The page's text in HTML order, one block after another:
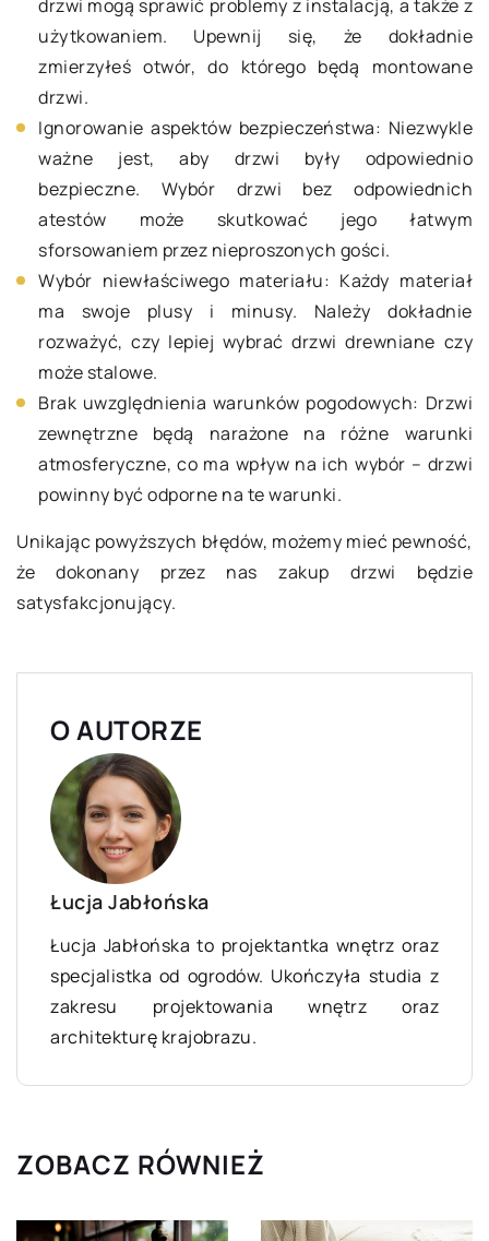
drzwi mogą sprawić problemy z instalacją, a także z
użytkowaniem. Upewnij się, że dokładnie
zmierzyłeś otwór, do którego będą montowane
drzwi.
Ignorowanie aspektów bezpieczeństwa: Niezwykle
ważne jest, aby drzwi były odpowiednio
bezpieczne. Wybór drzwi bez odpowiednich
atestów może skutkować jego łatwym
sforsowaniem przez nieproszonych gości.
Wybór niewłaściwego materiału: Każdy materiał
ma swoje plusy i minusy. Należy dokładnie
rozważyć, czy lepiej wybrać drzwi drewniane czy
może stalowe.
Brak uwzględnienia warunków pogodowych: Drzwi
zewnętrzne będą narażone na różne warunki
atmosferyczne, co ma wpływ na ich wybór – drzwi
powinny być odporne na te warunki.
Unikając powyższych błędów, możemy mieć pewność,
że dokonany przez nas zakup drzwi będzie
satysfakcjonujący.
O AUTORZE
Łucja Jabłońska
Łucja Jabłońska to projektantka wnętrz oraz
specjalistka od ogrodów. Ukończyła studia z
zakresu projektowania wnętrz oraz
architekturę krajobrazu.
ZOBACZ RÓWNIEŻ